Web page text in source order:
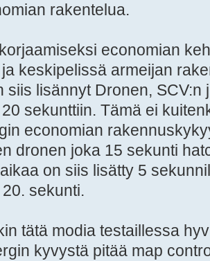
rakentelua.
economian
keskipelissä armeijan
siis lisännyt Dronen,
sekunttiin. Tämä ei
economian
dronen joka 15 sekunti
on siis lisätty 5
sekunti.
tätä modia testaillessa
kyvystä pitää map